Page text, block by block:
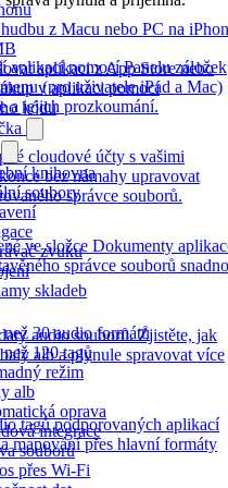
z Macu nebo PC na
aplikaci z App Store nebo
v aplikaci pomocí
kódu
knihovna
soubory
zvuku
skladeb
30 audio formátů
120 tagů
režim
alb
oprava
integrace
souborů
přes Wi-Fi
aplikací pomocí Panelu záložek
(pro uživatele iPad a Mac)
a jejich prozkoumání.
cloudové účty s vašimi
bez námahy upravovat
správce souborů.
ve složce Dokumenty
správce souborů snadno
audio souborů. Zjistěte, jak
alb a plynule spravovat více
tagů podporovaných aplikací
mapování přes hlavní formáty